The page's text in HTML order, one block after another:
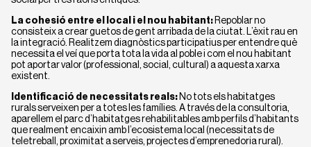
La cohesió entre el local i el nou habitant: Repoblar no
consisteix a crear guetos de gent arribada de la ciutat. L’èxit rau en
la integració. Realitzem diagnòstics participatius per entendre què
necessita el veí que porta tota la vida al poble i com el nou habitant
pot aportar valor (professional, social, cultural) a aquesta xarxa
existent.
Identificació de necessitats reals: No tots els habitatges
rurals serveixen per a totes les famílies. A través de la consultoria,
aparellem el parc d’habitatges rehabilitables amb perfils d’habitants
que realment encaixin amb l’ecosistema local (necessitats de
teletreball, proximitat a serveis, projectes d’emprenedoria rural).